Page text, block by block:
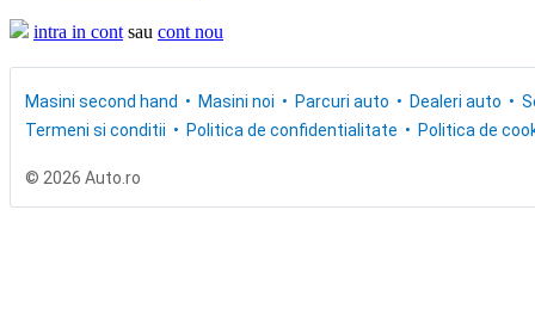
intra in cont sau cont nou
Masini second hand Masini noi Parcuri auto Dealeri auto
Termeni si conditii
Politica de confidentialitate Politica de
© 2026 Auto.ro